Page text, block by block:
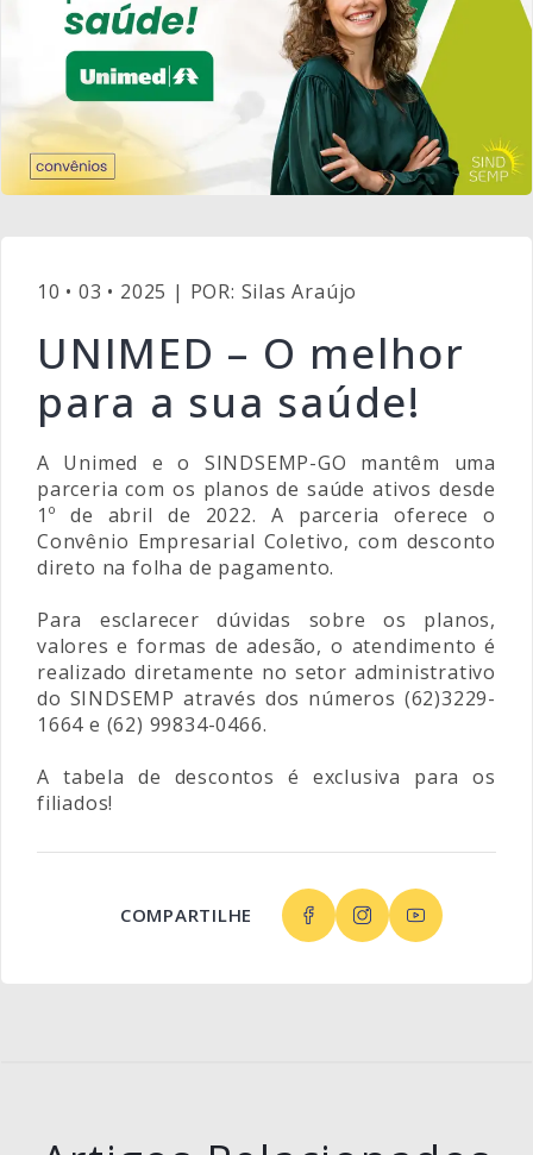
10 • 03 • 2025 | POR: Silas Araújo
UNIMED – O melhor
para a sua saúde!
A Unimed e o SINDSEMP-GO mantêm uma
parceria com os planos de saúde ativos desde
1º de abril de 2022. A parceria oferece o
Convênio Empresarial Coletivo, com desconto
direto na folha de pagamento.
Para esclarecer dúvidas sobre os planos,
valores e formas de adesão, o atendimento é
realizado diretamente no setor administrativo
do SINDSEMP através dos números (62)3229-
1664 e (62) 99834-0466.
A tabela de descontos é exclusiva para os
filiados!
COMPARTILHE